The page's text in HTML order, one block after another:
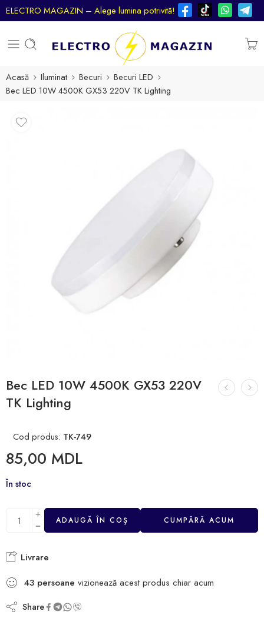
ELECTRO MAGAZIN – Alege lumina potrivită!
Acasă Iluminat Becuri
Becuri LED
Bec LED 10W 4500K GX53 220V TK Lighting
Bec LED 10W 4500K GX53 220V
TK Lighting
Cod produs: TK-749
85,00 MDL
În stoc
ADAUGĂ ÎN COȘ CUMPĂRĂ ACUM
Livrare
43 persoane vizionează acest produs chiar acum
Share